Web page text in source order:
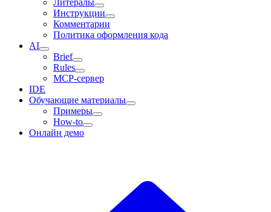
Литералы
Инструкции
Комментарии
Политика оформления кода
AI
Brief
Rules
MCP-сервер
IDE
Обучающие материалы
Примеры
How-to
Онлайн демо